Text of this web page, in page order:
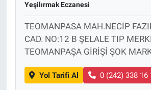
Yeşilırmak Eczanesi
TEOMANPASA MAH.NECİP
CAD. NO:12 B ŞELALE TIP
TEOMANPAŞA GİRİŞİ ŞOK
Yol Tarifi Al 0 (242) 338 16